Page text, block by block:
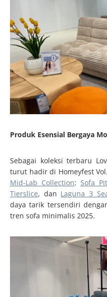
Produk Esensial Bergaya
Sebagai koleksi terbaru
turut hadir di Homeyfest
Mid-Lab Collection: Sofa
Tierslice, dan Laguna 3
daya tarik tersendiri
tren sofa minimalis 2025.